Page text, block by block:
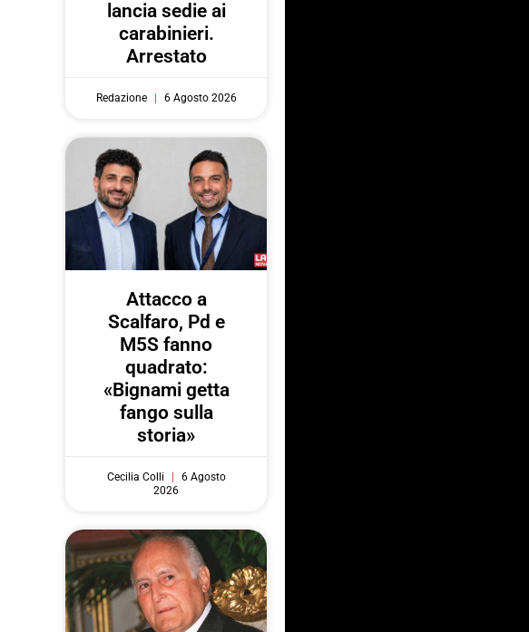
lancia sedie ai
carabinieri.
Arrestato
Redazione 6 Agosto 2026
Attacco a
Scalfaro, Pd e
M5S fanno
quadrato:
«Bignami getta
fango sulla
storia»
Cecilia Colli
6 Agosto
2026